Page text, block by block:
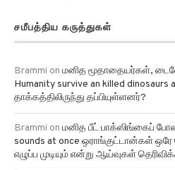
சமீபத்திய கருத்துகள்
Brammi on மனித மூதாதையர்கள்,
Humanity survive an killed
தாக்கத்திலிருந்து தப்பியுள்ளனர்?
Brammi on மனித பீட் பாக்ஸிங்கைப்
sounds at once ஒராங்குட்டான்கள்
எழுப்ப முடியும் என்று ஆய்வுகள்